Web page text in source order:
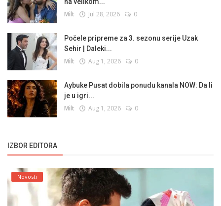
Milt Jul 28, 2026 0
Počele pripreme za 3. sezonu serije Uzak
Sehir | Daleki...
Milt Aug 1, 2026 0
Aybuke Pusat dobila ponudu kanala NOW: Da li
je u igri...
Milt Aug 1, 2026 0
IZBOR EDITORA
Novosti